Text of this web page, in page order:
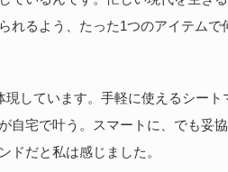
れるよう、たった1つのアイテムで
しています。手軽に使えるシート
自宅で叶う。スマートに、でも妥
ドだと私は感じました。